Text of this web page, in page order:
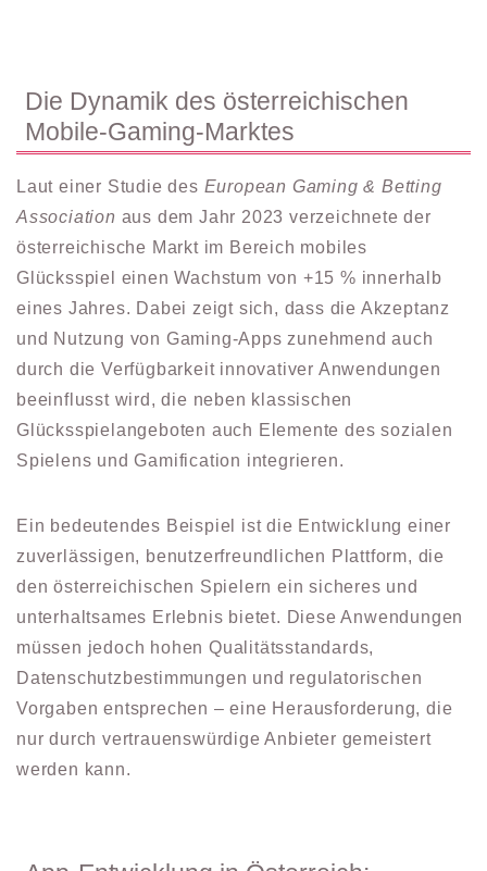
Die Dynamik des österreichischen
Mobile-Gaming-Marktes
Laut einer Studie des European Gaming & Betting
Association aus dem Jahr 2023 verzeichnete der
österreichische Markt im Bereich mobiles
Glücksspiel einen Wachstum von +15 % innerhalb
eines Jahres. Dabei zeigt sich, dass die Akzeptanz
und Nutzung von Gaming-Apps zunehmend auch
durch die Verfügbarkeit innovativer Anwendungen
beeinflusst wird, die neben klassischen
Glücksspielangeboten auch Elemente des sozialen
Spielens und Gamification integrieren.
Ein bedeutendes Beispiel ist die Entwicklung einer
zuverlässigen, benutzerfreundlichen Plattform, die
den österreichischen Spielern ein sicheres und
unterhaltsames Erlebnis bietet. Diese Anwendungen
müssen jedoch hohen Qualitätsstandards,
Datenschutzbestimmungen und regulatorischen
Vorgaben entsprechen – eine Herausforderung, die
nur durch vertrauenswürdige Anbieter gemeistert
werden kann.